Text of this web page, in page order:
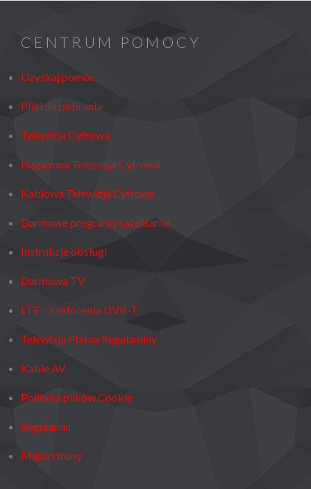
CENTRUM POMOCY
Uzyskaj pomoc
Pliki do pobrania
Telewizja Cyfrowa
Naziemna Telewizja Cyfrowa
Kablowa Telewizja Cyfrowa
Darmowe programy satelitarne
Instrukcje obsługi
Darmowa TV
LTE – zakłócenia DVB-T
Telewizja Płatna Regulaminy
Kable AV
Polityka plików Cookie
Regulamin
Mapa strony